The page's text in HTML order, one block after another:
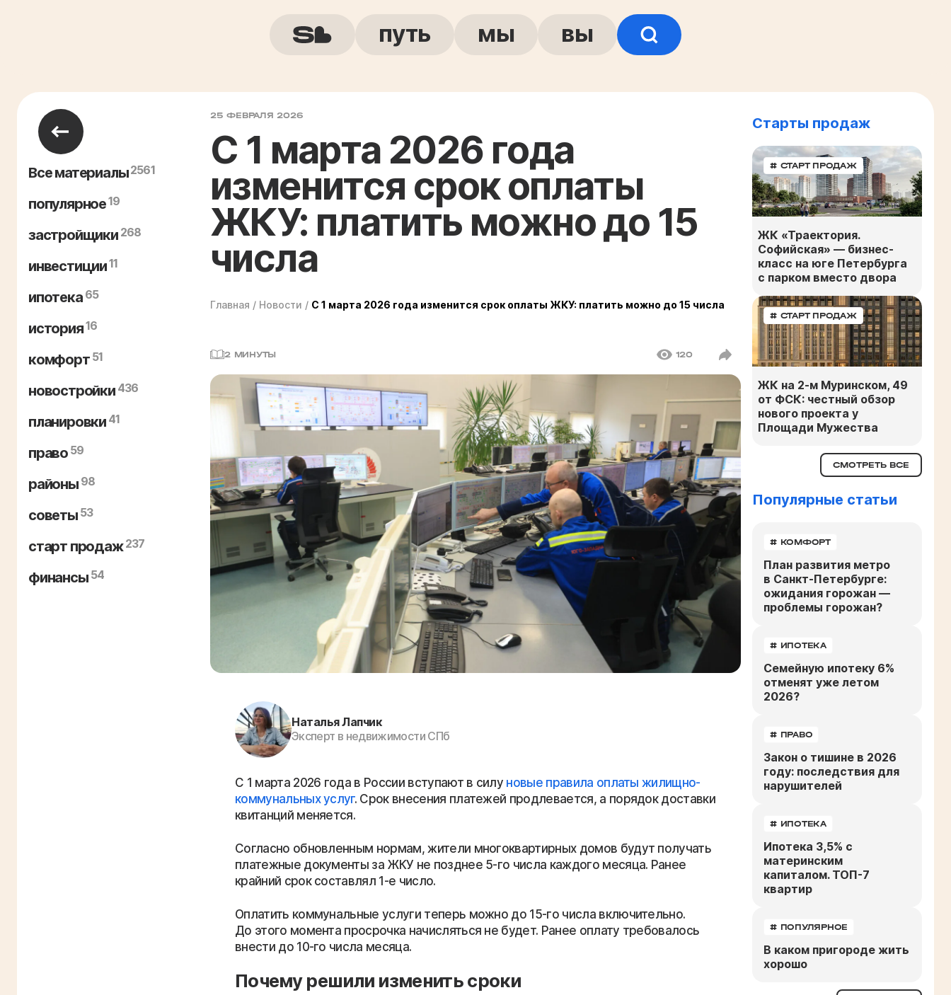
путь мы вы
Все материалы2561
популярное19
застройщики 268
инвестиции11
ипотека 65
история16
комфорт 51
новостройки 436
планировки 41
право 59
районы 98
советы 53
старт продаж 237
финансы 54
25 ФЕВРАЛЯ 2026
С 1 марта 2026 года
изменится срок оплаты
ЖКУ: платить можно до 15
числа
Главная / Новости / С 1 марта 2026 года изменится срок оплаты ЖКУ: платить можно до 15 числа
2 МИНУТЫ 120
Наталья Лапчик
Эксперт в недвижимости СПб
С 1 марта 2026 года в России вступают в силу новые правила оплаты жилищно-
коммунальных услуг. Срок внесения платежей продлевается, а порядок доставки
квитанций меняется.
Согласно обновленным нормам, жители многоквартирных домов будут получать
платежные документы за ЖКУ не позднее 5-го числа каждого месяца. Ранее
крайний срок составлял 1-е число.
Оплатить коммунальные услуги теперь можно до 15-го числа включительно.
До этого момента просрочка начисляться не будет. Ранее оплату требовалось
внести до 10-го числа месяца.
Почему решили изменить сроки
Старты продаж
# СТАРТ ПРОДАЖ
ЖК «Траектория.
Софийская» — бизнес-
класс на юге Петербурга
с парком вместо двора
# СТАРТ ПРОДАЖ
ЖК на 2-м Муринском, 49
от ФСК: честный обзор
нового проекта у
Площади Мужества
СМОТРЕТЬ ВСЕ
Популярные статьи
# КОМФОРТ
План развития метро
в Санкт-Петербурге:
ожидания горожан —
проблемы горожан?
# ИПОТЕКА
Семейную ипотеку 6%
отменят уже летом
2026?
# ПРАВО
Закон о тишине в 2026
году: последствия для
нарушителей
# ИПОТЕКА
Ипотека 3,5% с
материнским
капиталом. ТОП-7
квартир
# ПОПУЛЯРНОЕ
В каком пригороде жить
хорошо